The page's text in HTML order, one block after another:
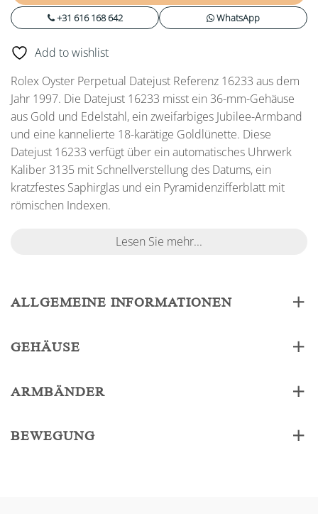
+31 616 168 642 WhatsApp
Add to wishlist
Rolex Oyster Perpetual Datejust Referenz 16233 aus dem
Jahr 1997. Die Datejust 16233 misst ein 36-mm-Gehäuse
aus Gold und Edelstahl, ein zweifarbiges Jubilee-Armband
und eine kannelierte 18-karätige Goldlünette. Diese
Datejust 16233 verfügt über ein automatisches Uhrwerk
Kaliber 3135 mit Schnellverstellung des Datums, ein
kratzfestes Saphirglas und ein Pyramidenzifferblatt mit
römischen Indexen.
Lesen Sie mehr...
ALLGEMEINE INFORMATIONEN
GEHÄUSE
ARMBÄNDER
BEWEGUNG